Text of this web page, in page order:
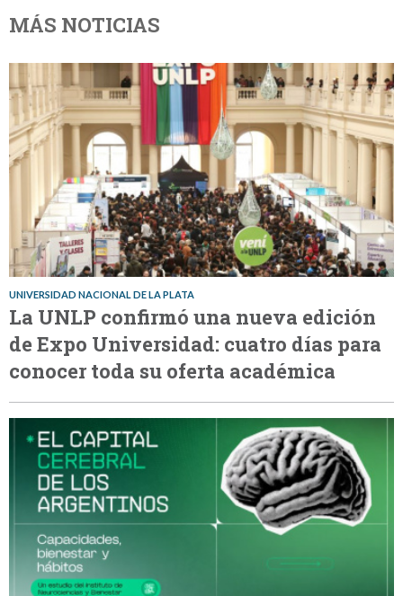
MÁS NOTICIAS
UNIVERSIDAD NACIONAL DE LA PLATA
La UNLP confirmó una nueva edición
de Expo Universidad: cuatro días para
conocer toda su oferta académica